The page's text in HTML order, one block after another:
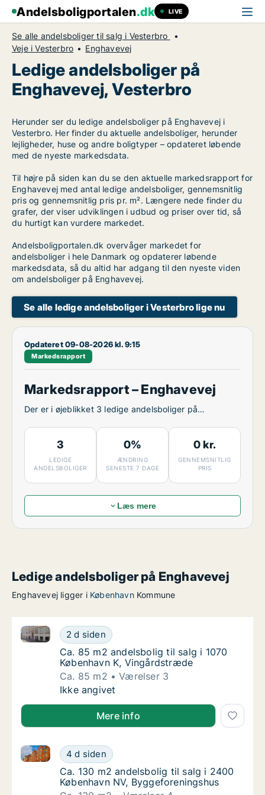
Andelsboligportalen.dk LIVE
Se alle andelsboliger til salg i Vesterbro
Veje i Vesterbro
Enghavevej
Ledige andelsboliger på
Enghavevej, Vesterbro
Herunder ser du ledige andelsboliger på Enghavevej i
Vesterbro. Her finder du aktuelle andelsboliger, herunder
lejligheder, huse og andre boligtyper – opdateret løbende
med de nyeste markedsdata.
Til højre på siden kan du se den aktuelle markedsrapport for
Enghavevej med antal ledige andelsboliger, gennemsnitlig
pris og gennemsnitlig pris pr. m². Længere nede finder du
grafer, der viser udviklingen i udbud og priser over tid, så
du hurtigt kan vurdere markedet.
Andelsboligportalen.dk overvåger markedet for
andelsboliger i hele Danmark og opdaterer løbende
markedsdata, så du altid har adgang til den nyeste viden
om andelsboliger på Enghavevej.
Se alle ledige andelsboliger i Vesterbro lige nu
Opdateret 09-08-2026 kl. 9:15
Markedsrapport
Markedsrapport – Enghavevej
Der er i øjeblikket 3 ledige andelsboliger på
3
LEDIGE
ANDELSBOLIGER
0%
ÆNDRING
SENESTE 7 DAGE
0 kr.
GENNEMSNITLIG
PRIS
Læs mere
Ledige andelsboliger på Enghavevej
Enghavevej ligger i KøbenhavnKommune
Ca. 85 m2 andelsbolig til salg i 1070
2 d siden
Ca. 85 m2 andelsbolig til salg i 1070 København K,
Ca. 85 m2 andelsbolig til salg i 1070
Ca. 85 m2 andelsbolig til salg i 1070
København K, Vingårdstræde
Ca. 85 m2
Værelser 3
Ca. 85 m2 andelsbolig til salg i 1070
Ikke angivet
Mere info
Ca. 130 m2 andelsbolig til salg i 2400
4 d siden
Ca. 130 m2 andelsbolig til salg i 2400 København
Ca. 130 m2 andelsbolig til salg i 2400
Ca. 130 m2 andelsbolig til salg i 2400
København NV, Byggeforeningshus